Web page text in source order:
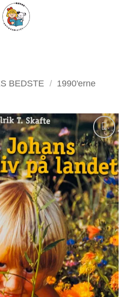
FILTER
BEDSTE / 1990'erne
Tilføj
som
favorit